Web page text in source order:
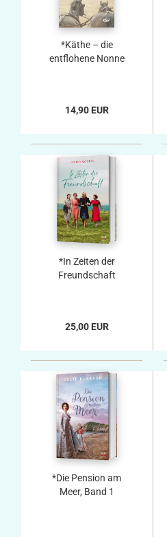
*Käthe – die
entflohene Nonne
14,90 EUR
*In Zeiten der
Freundschaft
25,00 EUR
*Die Pension am
Meer, Band 1